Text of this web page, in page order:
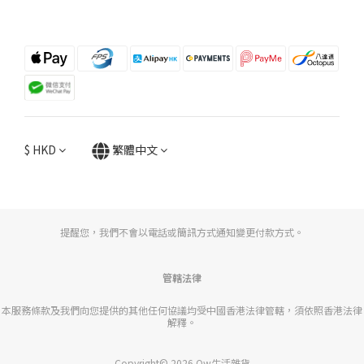
$ HKD 繁體中文
提醒您，我們不會以電話或簡訊方式通知變更付款方式。
管轄法律
本服務條款及我們向您提供的其他任何協議均受中國香港法律管轄，須依照香港法律
解釋。